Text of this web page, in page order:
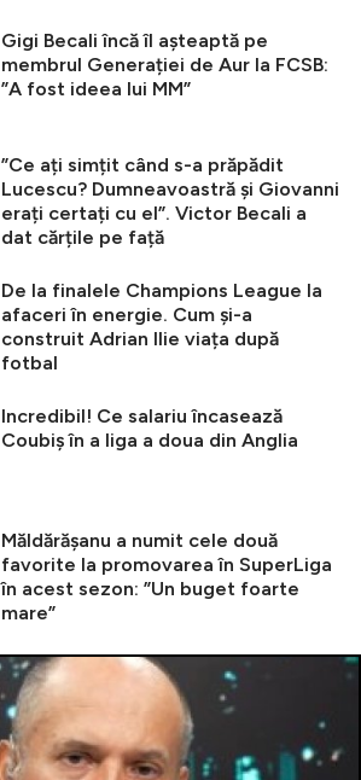
Gigi Becali încă îl așteaptă pe
membrul Generației de Aur la FCSB:
”A fost ideea lui MM”
”Ce ați simțit când s-a prăpădit
Lucescu? Dumneavoastră și Giovanni
erați certați cu el”. Victor Becali a
dat cărțile pe față
De la finalele Champions League la
afaceri în energie. Cum și-a
construit Adrian Ilie viața după
fotbal
Incredibil! Ce salariu încasează
Coubiș în a liga a doua din Anglia
Măldărășanu a numit cele două
favorite la promovarea în SuperLiga
în acest sezon: ”Un buget foarte
mare”